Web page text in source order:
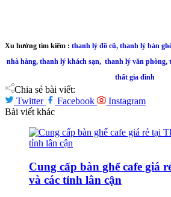
Xu hướng tìm kiếm : thanh lý đồ cũ, thanh lý bàn
nhà hàng,thanh lý khách sạn, thanh lý văn phòng,
thất gia đình
Chia sẻ bài viết:
Twitter
Facebook
Instagram
Bài viết khác
Cung cấp bàn ghế cafe giá
và các tỉnh lân cận